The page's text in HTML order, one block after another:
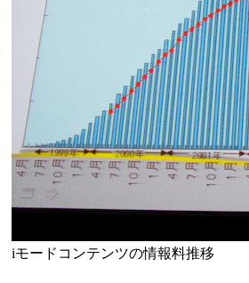
iモードコンテンツの情報料推移